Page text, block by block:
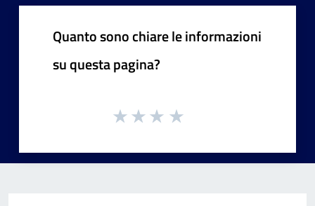
Quanto sono chiare le informazioni
su questa pagina?